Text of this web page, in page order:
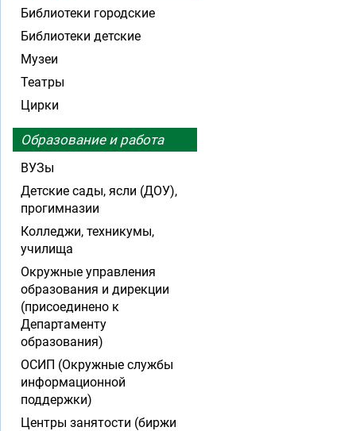
Библиотеки городские
Библиотеки детские
Музеи
Театры
Цирки
Образование и работа
ВУЗы
Детские сады, ясли (ДОУ),
прогимназии
Колледжи, техникумы,
училища
Окружные управления
образования и дирекции
(присоединено к
Департаменту
образования)
ОСИП (Окружные службы
информационной
поддержки)
Центры занятости (биржи